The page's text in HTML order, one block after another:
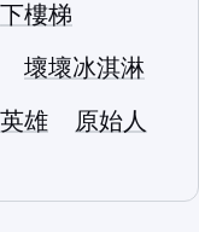
下樓梯
壞壞冰淇淋
雄
原始人